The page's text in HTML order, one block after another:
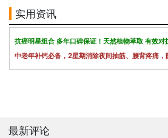
实用资讯
抗癌明星组合 多年口碑保证！天然植物萃取 有效对
中老年补钙必备，2星期消除夜间抽筋、腰背疼痛
最新评论